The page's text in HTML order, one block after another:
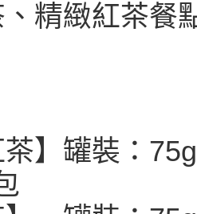
精緻紅茶餐
茶】罐裝：